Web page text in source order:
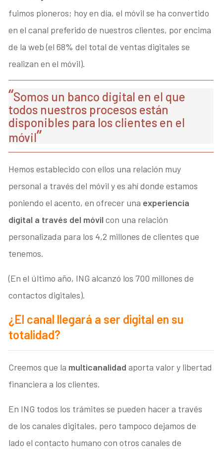
fuimos pioneros; hoy en día, el móvil se ha convertido
en el canal preferido de nuestros clientes, por encima
de la web (el 68% del total de ventas digitales se
realizan en el móvil).
Somos un banco digital en el que
todos nuestros procesos están
disponibles para los clientes en el
móvil
Hemos establecido con ellos una relación muy
personal a través del móvil y es ahí donde estamos
poniendo el acento, en ofrecer una experiencia
digital a través del móvil con una relación
personalizada para los 4,2 millones de clientes que
tenemos.
(En el último año, ING alcanzó los 700 millones de
contactos digitales).
¿El canal llegará a ser digital en su
totalidad?
Creemos que la multicanalidadaporta valor y libertad
financiera a los clientes.
En ING todos los trámites se pueden hacer a través
de los canales digitales, pero tampoco dejamos de
lado el contacto humano con otros canales de